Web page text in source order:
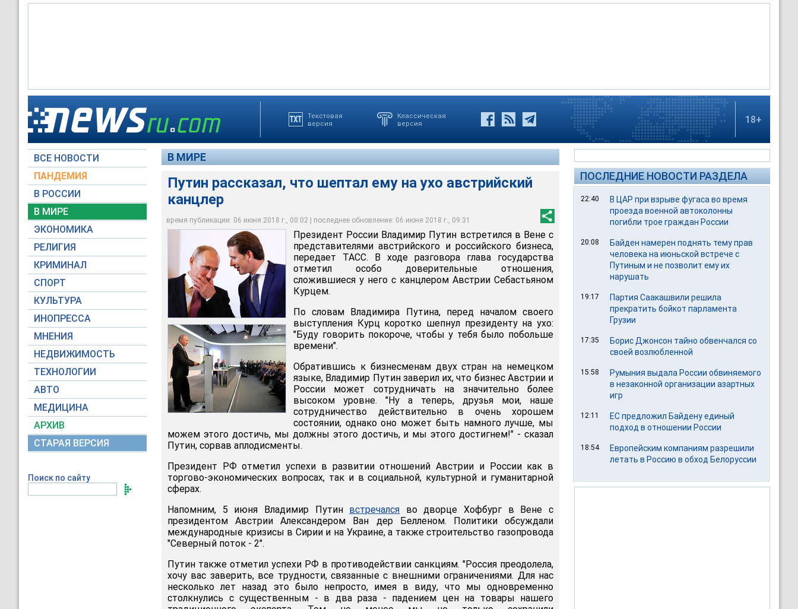
Текстовая
версия
Классическая
версия
18+
ВСЕ НОВОСТИ
ПАНДЕМИЯ
В РОССИИ
В МИРЕ
ЭКОНОМИКА
РЕЛИГИЯ
КРИМИНАЛ
СПОРТ
КУЛЬТУРА
ИНОПРЕССА
МНЕНИЯ
НЕДВИЖИМОСТЬ
ТЕХНОЛОГИИ
АВТО
МЕДИЦИНА
АРХИВ
СТАРАЯ ВЕРСИЯ
Поиск по сайту
В МИРЕ
Путин рассказал, что шептал ему на ухо австрийский
канцлер
время публикации: 06 июня 2018 г., 00:02 | последнее обновление: 06 июня 2018 г., 09:31
Владимир Путин и Себастьян Курц на встрече с представителями деловых кругов
России и Австрии
Reuters
Владимир Путин и Себастьян Курц на встрече с представителями деловых кругов
России и Австрии
Пресс-служба Президента России
Президент России Владимир Путин встретился в Вене с
представителями австрийского и российского бизнеса,
передает ТАСС. В ходе разговора глава государства
отметил особо доверительные отношения,
сложившиеся у него с канцлером Австрии Себастьяном
Курцем.
По словам Владимира Путина, перед началом своего
выступления Курц коротко шепнул президенту на ухо:
"Буду говорить покороче, чтобы у тебя было побольше
времени".
Обратившись к бизнесменам двух стран на немецком
языке, Владимир Путин заверил их, что бизнес Австрии и
России может сотрудничать на значительно более
высоком уровне. "Ну а теперь, друзья мои, наше
сотрудничество действительно в очень хорошем
состоянии, однако оно может быть намного лучше, мы
можем этого достичь, мы должны этого достичь, и мы этого достигнем!" - сказал
Путин, сорвав аплодисменты.
Президент РФ отметил успехи в развитии отношений Австрии и России как в
торгово-экономических вопросах, так и в социальной, культурной и гуманитарной
сферах.
Напомним, 5 июня Владимир Путин встречался во дворце Хофбург в Вене с
президентом Австрии Александером Ван дер Белленом. Политики обсуждали
международные кризисы в Сирии и на Украине, а также строительство газопровода
"Северный поток - 2".
Путин также отметил успехи РФ в противодействии санкциям. "Россия преодолела,
хочу вас заверить, все трудности, связанные с внешними ограничениями. Для нас
несколько лет назад это было непросто, имея в виду, что мы одновременно
столкнулись с существенным - в два раза - падением цен на товары нашего
ПОСЛЕДНИЕ НОВОСТИ РАЗДЕЛА
22:40
В ЦАР при взрыве фугаса во время
проезда военной автоколонны
погибли трое граждан России
20:08
Байден намерен поднять тему прав
человека на июньской встрече с
Путиным и не позволит ему их
нарушать
19:17
Партия Саакашвили решила
прекратить бойкот парламента
Грузии
17:35
Борис Джонсон тайно обвенчался со
своей возлюбленной
15:58
Румыния выдала России обвиняемого
в незаконной организации азартных
игр
12:11
ЕС предложил Байдену единый
подход в отношении России
18:54
Европейским компаниям разрешили
летать в Россию в обход Белоруссии